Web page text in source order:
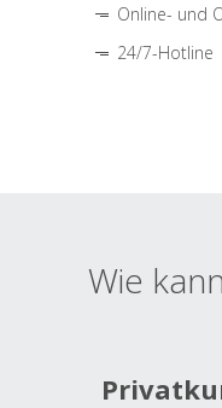
Online- und
24/7-Hotline
Wie